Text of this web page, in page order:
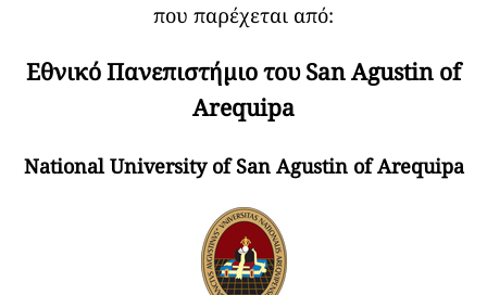
που παρέχεται από:
Εθνικό Πανεπιστήμιο του San Agustin of
Arequipa
National University of San Agustin of Arequipa